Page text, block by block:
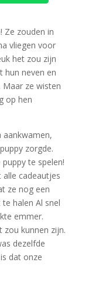
Ze zouden in
vliegen voor
het zou zijn
hun neven en
ze wisten
op hen
aankwamen,
zorgde.
te spelen!
alle cadeautjes
ze nog een
halen Al snel
emmer.
zou kunnen zijn.
dezelfde
dat onze